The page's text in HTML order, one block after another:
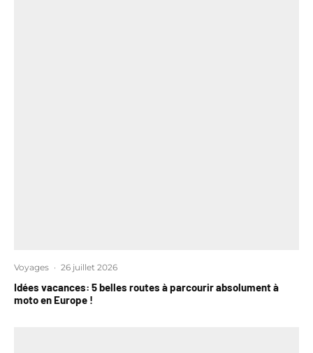
Voyages · 26 juillet 2026
Idées vacances: 5 belles routes à parcourir absolument à
moto en Europe !